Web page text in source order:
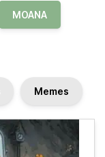
MOANA
Memes